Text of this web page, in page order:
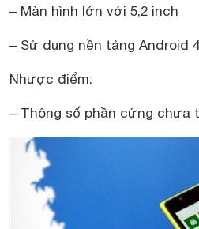
– Màn hình lớn với 5,2 inch
– Sử dụng nền tảng Android
Nhược điểm:
– Thông số phần cứng